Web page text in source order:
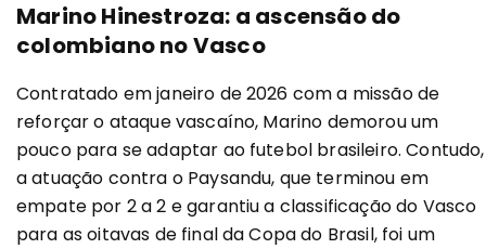
Marino Hinestroza: a ascensão do
colombiano no Vasco
Contratado em janeiro de 2026 com a missão de
reforçar o ataque vascaíno, Marino demorou um
pouco para se adaptar ao futebol brasileiro. Contudo,
a atuação contra o Paysandu, que terminou em
empate por 2 a 2 e garantiu a classificação do Vasco
para as oitavas de final da Copa do Brasil, foi um